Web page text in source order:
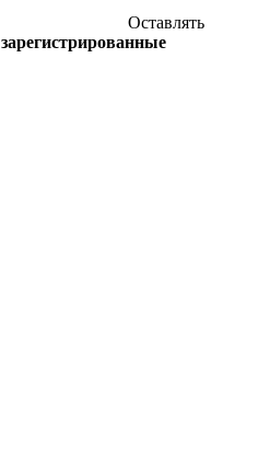
Оставлять
зарегистрированные